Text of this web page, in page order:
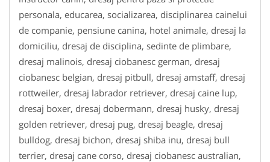
personala, educarea, socializarea, disciplinarea cainelui
de companie, pensiune canina, hotel animale, dresaj la
domiciliu, dresaj de disciplina, sedinte de plimbare,
dresaj malinois, dresaj ciobanesc german, dresaj
ciobanesc belgian, dresaj pitbull, dresaj amstaff, dresaj
rottweiler, dresaj labrador retriever, dresaj caine lup,
dresaj boxer, dresaj dobermann, dresaj husky, dresaj
golden retriever, dresaj pug, dresaj beagle, dresaj
bulldog, dresaj bichon, dresaj shiba inu, dresaj bull
terrier, dresaj cane corso, dresaj ciobanesc australian,